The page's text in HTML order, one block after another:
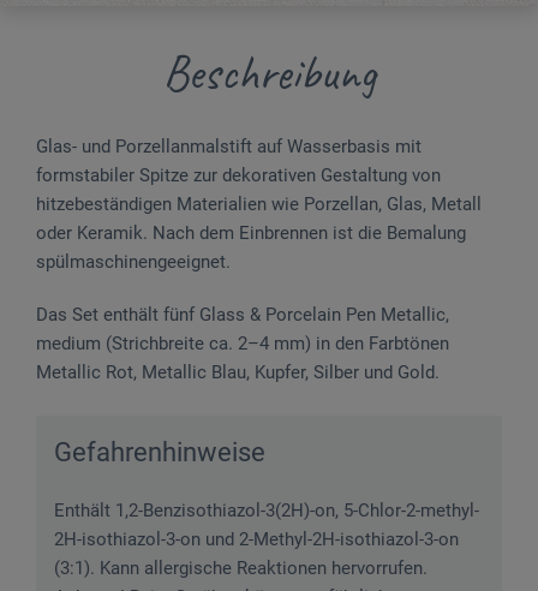
Beschreibung
Glas- und Porzellanmalstift auf Wasserbasis mit
formstabiler Spitze zur dekorativen Gestaltung von
hitzebeständigen Materialien wie Porzellan, Glas, Metall
oder Keramik. Nach dem Einbrennen ist die Bemalung
spülmaschinengeeignet.
Das Set enthält fünf Glass & Porcelain Pen Metallic,
medium (Strichbreite ca. 2–4 mm) in den Farbtönen
Metallic Rot, Metallic Blau, Kupfer, Silber und Gold.
Gefahrenhinweise
Enthält 1,2-Benzisothiazol-3(2H)-on, 5-Chlor-2-methyl-
2H-isothiazol-3-on und 2-Methyl-2H-isothiazol-3-on
(3:1). Kann allergische Reaktionen hervorrufen.